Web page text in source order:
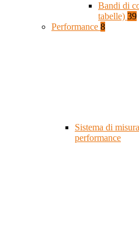
Bandi di
tabelle) 39
Performance 8
Sistema di
performance